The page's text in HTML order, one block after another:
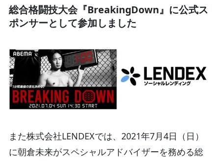
総合格闘技大会『BreakingDown』に公式ス
ポンサーとして参加しました
また株式会社LENDEXでは、2021年7月4日（日）
に朝倉未来がスペシャルアドバイザーを務める総